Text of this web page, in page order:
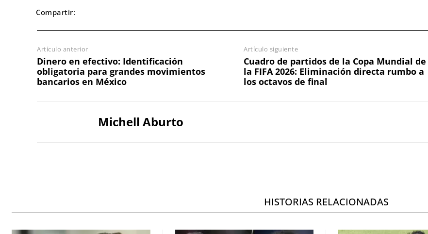
Compartir:
Artículo anterior
Dinero en efectivo: Identificación
obligatoria para grandes movimientos
bancarios en México
Artículo siguiente
Cuadro de partidos de la Copa Mundial de
la FIFA 2026: Eliminación directa rumbo a
los octavos de final
Michell Aburto
HISTORIAS RELACIONADAS